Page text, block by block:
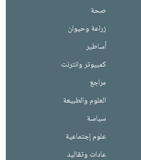
صحة
زراعة وحيوان
أساطير
كمبيوتر وانترنت
مراجع
العلوم والطبيعة
سياسة
علوم إجتماعية
عادات وتقاليد